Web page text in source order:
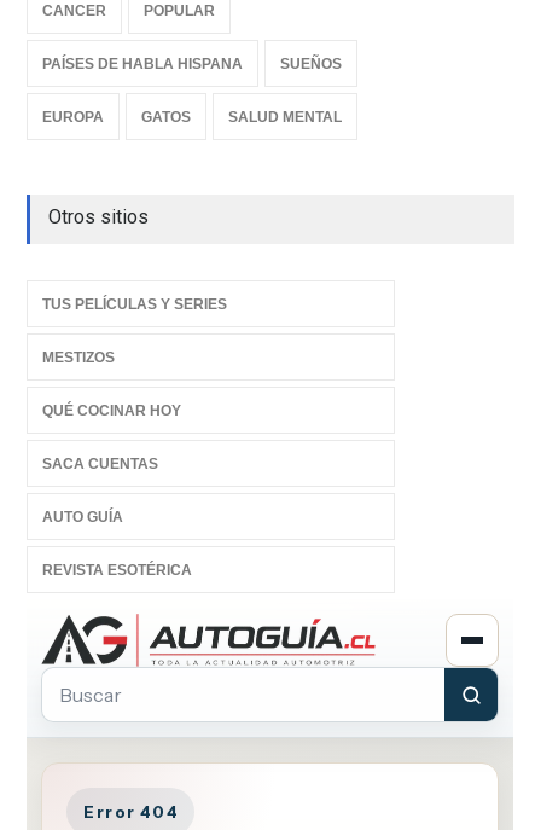
CANCER POPULAR
PAÍSES DE HABLA HISPANA SUEÑOS
EUROPA GATOS SALUD MENTAL
Otros sitios
TUS PELÍCULAS Y SERIES
MESTIZOS
QUÉ COCINAR HOY
SACA CUENTAS
AUTO GUÍA
REVISTA ESOTÉRICA